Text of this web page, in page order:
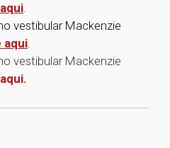
.
vestibular Mackenzie
aqui.
vestibular Mackenzie
1